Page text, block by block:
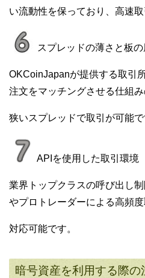
い流動性を保っており、高速取
スプレッドの薄さと板の
OKCoinJapanが提供する取引
注文をマッチングさせる仕組み
狭いスプレッドで取引が可能で
APIを使用した取引環境
業界トップクラスの呼び出し
やプロトレーダーによる高頻
対応可能です。
暗号資産を利用する際の